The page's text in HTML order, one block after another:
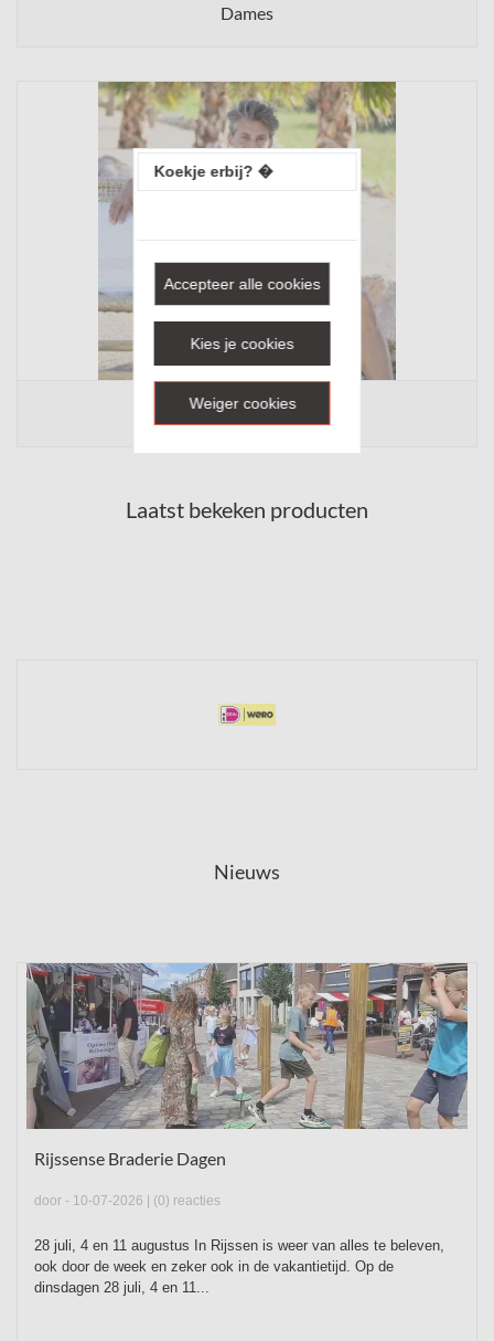
Dames
Heren
Laatst bekeken producten
Nieuws
Rijssense Braderie Dagen
door - 10-07-2026 | (0) reacties
28 juli, 4 en 11 augustus In Rijssen is weer van alles te beleven,
ook door de week en zeker ook in de vakantietijd. Op de
dinsdagen 28 juli, 4 en 11...
Koekje erbij? �
Accepteer alle cookies
Kies je cookies
Weiger cookies